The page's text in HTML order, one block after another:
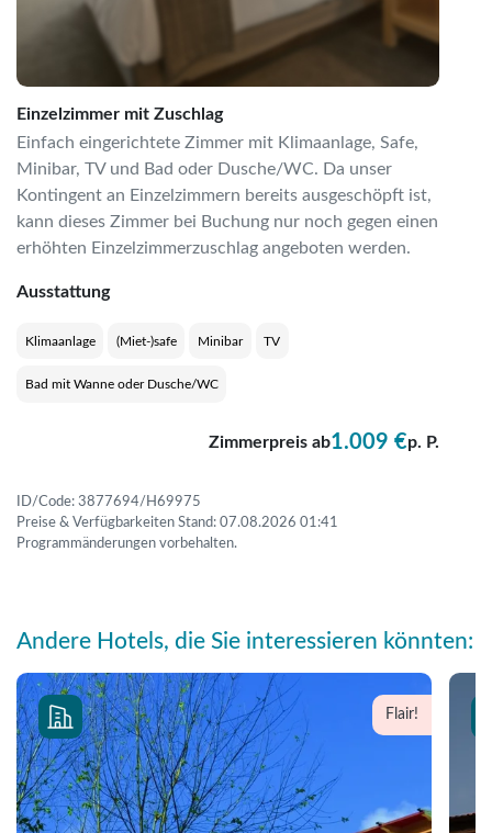
Einzelzimmer mit Zuschlag
Einfach eingerichtete Zimmer mit Klimaanlage, Safe,
Minibar, TV und Bad oder Dusche/WC. Da unser
Kontingent an Einzelzimmern bereits ausgeschöpft ist,
kann dieses Zimmer bei Buchung nur noch gegen einen
erhöhten Einzelzimmerzuschlag angeboten werden.
Ausstattung
Klimaanlage (Miet-)safe Minibar TV
Bad mit Wanne oder Dusche/WC
Zimmerpreis ab1.009 €p. P.
ID/Code: 3877694/H69975
Preise & Verfügbarkeiten Stand: 07.08.2026 01:41
Programmänderungen vorbehalten.
Andere Hotels, die Sie interessieren könnten:
Flair!